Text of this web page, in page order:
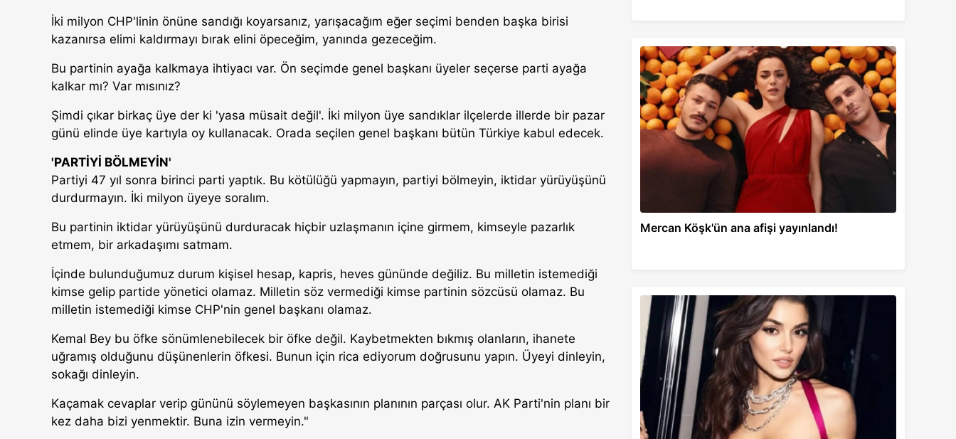
İki milyon CHP'linin önüne sandığı koyarsanız, yarışacağım eğer seçimi benden başka birisi
kazanırsa elimi kaldırmayı bırak elini öpeceğim, yanında gezeceğim.
Bu partinin ayağa kalkmaya ihtiyacı var. Ön seçimde genel başkanı üyeler seçerse parti ayağa
kalkar mı? Var mısınız?
Şimdi çıkar birkaç üye der ki 'yasa müsait değil'. İki milyon üye sandıklar ilçelerde illerde bir pazar
günü elinde üye kartıyla oy kullanacak. Orada seçilen genel başkanı bütün Türkiye kabul edecek.
'PARTİYİ BÖLMEYİN'
Partiyi 47 yıl sonra birinci parti yaptık. Bu kötülüğü yapmayın, partiyi bölmeyin, iktidar yürüyüşünü
durdurmayın. İki milyon üyeye soralım.
Bu partinin iktidar yürüyüşünü durduracak hiçbir uzlaşmanın içine girmem, kimseyle pazarlık
etmem, bir arkadaşımı satmam.
İçinde bulunduğumuz durum kişisel hesap, kapris, heves gününde değiliz. Bu milletin istemediği
kimse gelip partide yönetici olamaz. Milletin söz vermediği kimse partinin sözcüsü olamaz. Bu
milletin istemediği kimse CHP'nin genel başkanı olamaz.
Kemal Bey bu öfke sönümlenebilecek bir öfke değil. Kaybetmekten bıkmış olanların, ihanete
uğramış olduğunu düşünenlerin öfkesi. Bunun için rica ediyorum doğrusunu yapın. Üyeyi dinleyin,
sokağı dinleyin.
Kaçamak cevaplar verip gününü söylemeyen başkasının planının parçası olur. AK Parti'nin planı bir
kez daha bizi yenmektir. Buna izin vermeyin."
Mercan Köşk'ün ana afişi yayınlandı!